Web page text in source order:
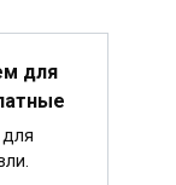
для